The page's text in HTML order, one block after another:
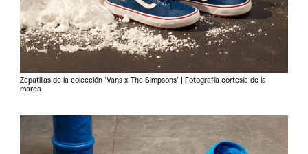
Zapatillas de la colección ‘Vans x The Simpsons’ | Fotografía cortesía de la
marca